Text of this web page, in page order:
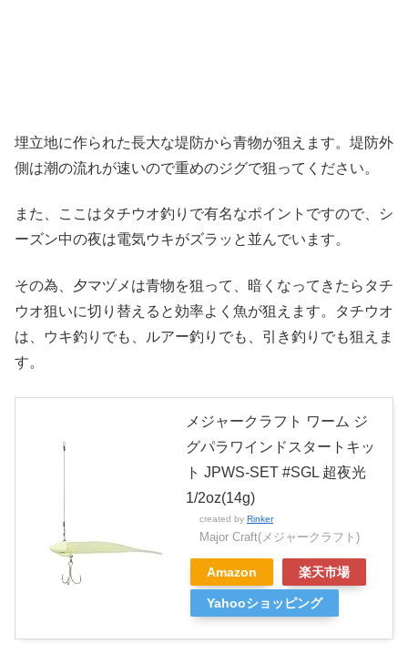
埋立地に作られた長大な堤防から青物が狙えます。堤防外
側は潮の流れが速いので重めのジグで狙ってください。
また、ここはタチウオ釣りで有名なポイントですので、シ
ーズン中の夜は電気ウキがズラッと並んでいます。
その為、夕マヅメは青物を狙って、暗くなってきたらタチ
ウオ狙いに切り替えると効率よく魚が狙えます。タチウオ
は、ウキ釣りでも、ルアー釣りでも、引き釣りでも狙えま
す。
メジャークラフト ワーム ジ
グパラワインドスタートキッ
ト JPWS-SET #SGL 超夜光
1/2oz(14g)
created by Rinker
Major Craft(メジャークラフト)
Amazon 楽天市場
Yahooショッピング